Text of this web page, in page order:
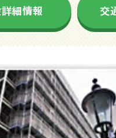
細情報 交